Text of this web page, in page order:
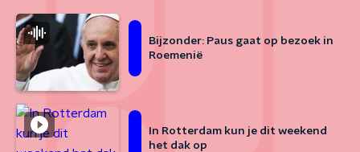
Bijzonder: Paus gaat op bezoek in
Roemenië
In Rotterdam kun je dit weekend
het dak op